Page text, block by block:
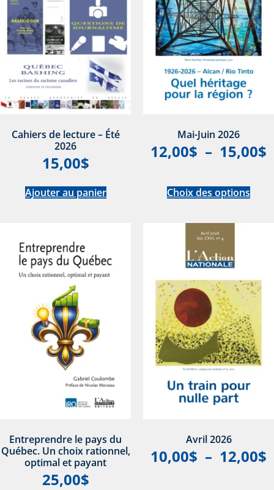
Cahiers de lecture – Été
2026
15,00$
Ajouter au panier
Mai-Juin 2026
12,00$ – 15,00$
Choix des options
Entreprendre le pays du
Québec. Un choix rationnel,
optimal et payant
25,00$
Avril 2026
10,00$ – 12,00$